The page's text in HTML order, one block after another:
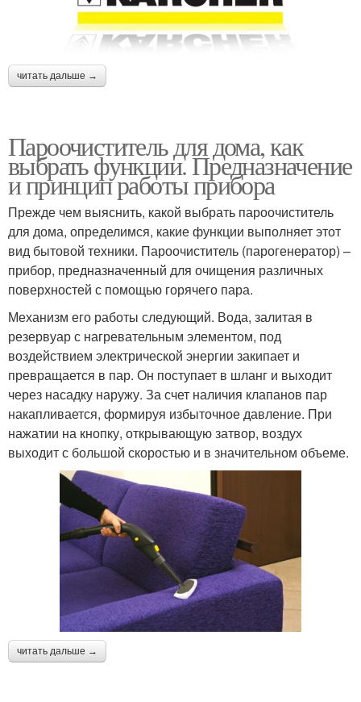
читать дальше →
Пароочиститель для дома, как
выбрать функции. Предназначение
и принцип работы прибора
Прежде чем выяснить, какой выбрать пароочиститель
для дома, определимся, какие функции выполняет этот
вид бытовой техники. Пароочиститель (парогенератор) –
прибор, предназначенный для очищения различных
поверхностей с помощью горячего пара.
Механизм его работы следующий. Вода, залитая в
резервуар с нагревательным элементом, под
воздействием электрической энергии закипает и
превращается в пар. Он поступает в шланг и выходит
через насадку наружу. За счет наличия клапанов пар
накапливается, формируя избыточное давление. При
нажатии на кнопку, открывающую затвор, воздух
выходит с большой скоростью и в значительном объеме.
читать дальше →